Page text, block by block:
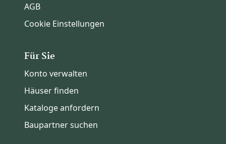
AGB
Cookie Einstellungen
Für Sie
Konto verwalten
Häuser finden
Kataloge anfordern
Baupartner suchen